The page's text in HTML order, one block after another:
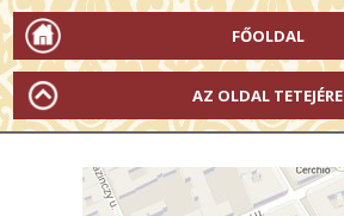
FŐOLDAL
AZ OLDAL TETEJÉRE